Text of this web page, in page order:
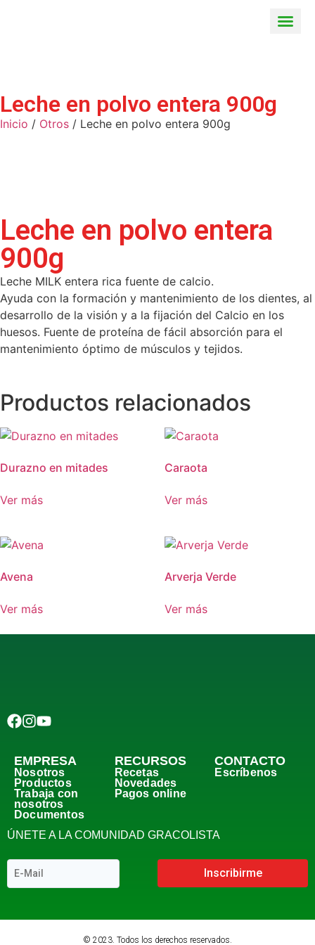
Leche en polvo entera 900g
Inicio / Otros / Leche en polvo entera 900g
Leche en polvo entera
900g
Leche MILK entera rica fuente de calcio.
Ayuda con la formación y mantenimiento de los dientes, al
desarrollo de la visión y a la fijación del Calcio en los
huesos. Fuente de proteína de fácil absorción para el
mantenimiento óptimo de músculos y tejidos.
Productos relacionados
Durazno en mitades
Ver más
Caraota
Ver más
Avena
Ver más
Arverja Verde
Ver más
EMPRESA
Nosotros
Productos
Trabaja con
nosotros
Documentos
RECURSOS
Recetas
Novedades
Pagos online
CONTACTO
Escríbenos
ÚNETE A LA COMUNIDAD GRACOLISTA
Inscribirme
© 2023. Todos los derechos reservados.